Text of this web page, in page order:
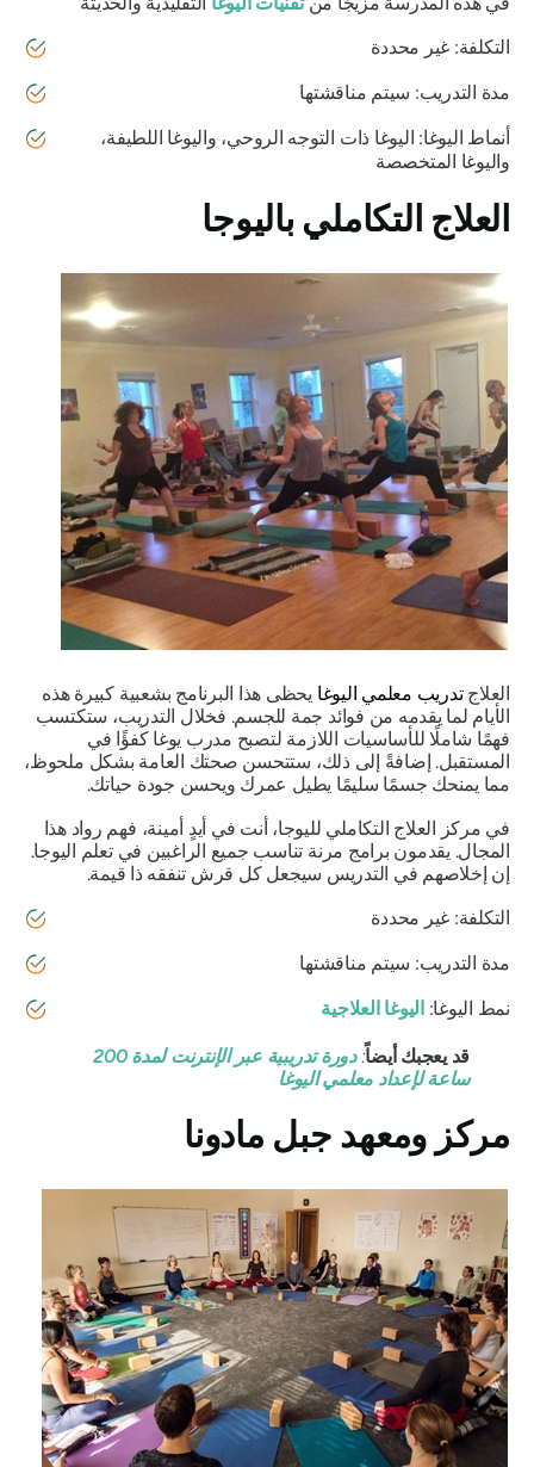
التكلفة: غير محددة
مدة التدريب: سيتم مناقشتها
أنماط اليوغا: اليوغا ذات التوجه الروحي، واليوغا اللطيفة،
واليوغا المتخصصة
العلاج التكاملي باليوجا
العلاجتدريب معلمي اليوغايحظى هذا البرنامج بشعبية كبيرة هذه
الأيام لما يقدمه من فوائد جمة للجسم. فخلال التدريب، ستكتسب
فهمًا شاملًا للأساسيات اللازمة لتصبح مدرب يوغا كفؤًا في
المستقبل. إضافةً إلى ذلك، ستتحسن صحتك العامة بشكل ملحوظ،
مما يمنحك جسمًا سليمًا يطيل عمرك ويحسن جودة حياتك.
في مركز العلاج التكاملي لليوجا، أنت في أيدٍ أمينة، فهم رواد هذا
المجال. يقدمون برامج مرنة تناسب جميع الراغبين في تعلم اليوجا.
إن إخلاصهم في التدريس سيجعل كل قرش تنفقه ذا قيمة.
التكلفة: غير محددة
مدة التدريب: سيتم مناقشتها
نمط اليوغا:اليوغا العلاجية
قد يعجبك أيضاً:
دورة تدريبية عبر الإنترنت لمدة 200
ساعة لإعداد معلمي اليوغا
مركز ومعهد جبل مادونا